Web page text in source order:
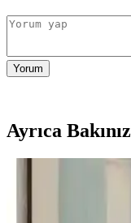
Yorum
Ayrıca Bakınız